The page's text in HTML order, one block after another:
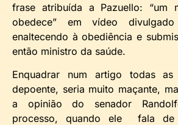
frase atribuída a Pazuello: “um
obedece” em vídeo
enaltecendo à obediência e
então ministro da saúde.
Enquadrar num artigo todas
depoente, seria muito maçante,
a opinião do senador
processo, quando ele fala de